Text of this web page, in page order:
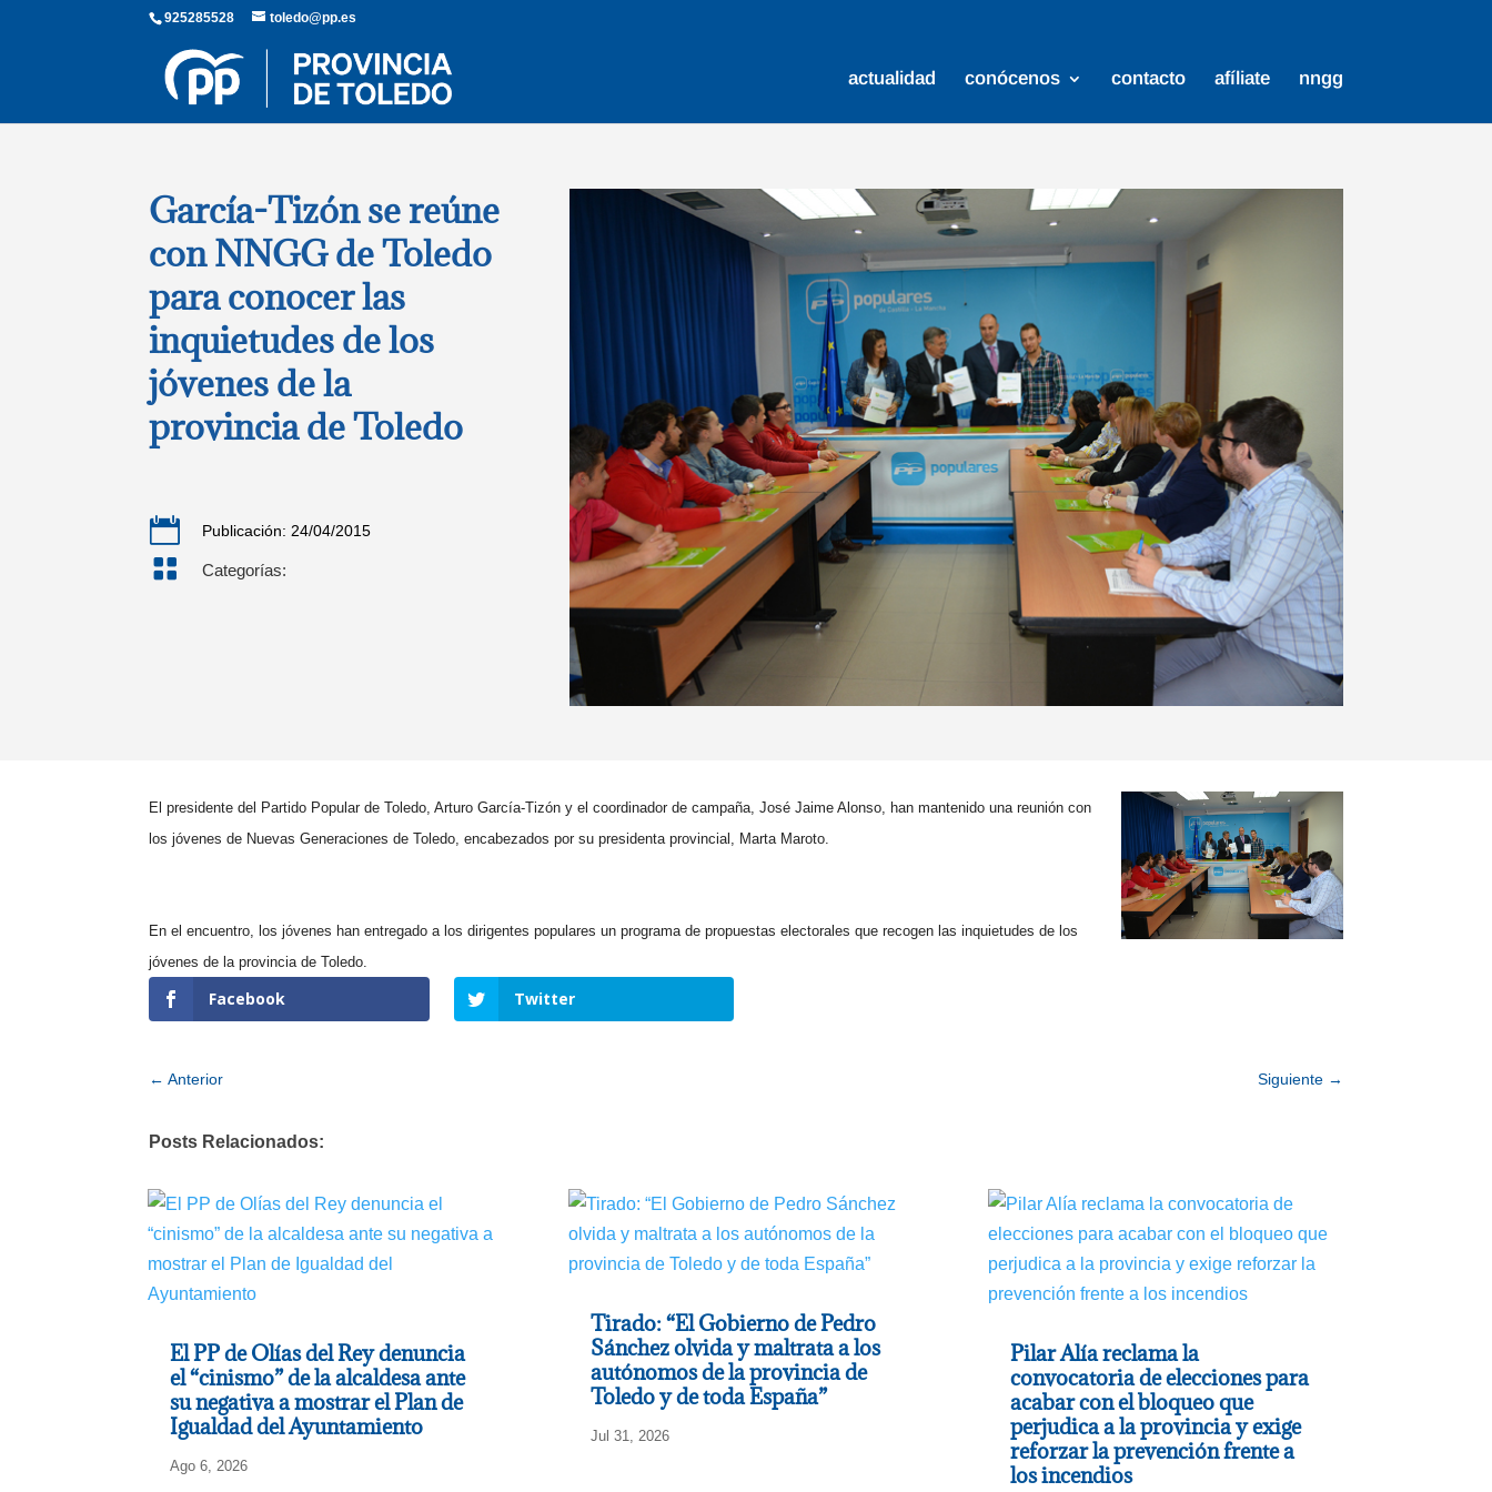
925285528 toledo@pp.es
actualidad conócenos contacto afíliate nngg
García-Tizón se reúne
con NNGG de Toledo
para conocer las
inquietudes de los
jóvenes de la
provincia de Toledo
 Publicación: 24/04/2015
 Categorías:
El presidente del Partido Popular de Toledo, Arturo García-Tizóny el coordinador de campaña, José Jaime Alonso, han mantenido una reunión con
los jóvenes de Nuevas Generaciones de Toledo, encabezados por su presidenta provincial, Marta Maroto.
En el encuentro, los jóvenes han entregado a los dirigentes populares un programa de propuestas electorales que recogen las inquietudes de los
jóvenes de la provincia de Toledo.
Facebook Twitter
←Anterior Siguiente→
Posts Relacionados:
El PP de Olías del Rey denuncia
el “cinismo” de la alcaldesa ante
su negativa a mostrar el Plan de
Igualdad del Ayuntamiento
Ago 6, 2026
Tirado: “El Gobierno de Pedro
Sánchez olvida y maltrata a los
autónomos de la provincia de
Toledo y de toda España”
Jul 31, 2026
Pilar Alía reclama la
convocatoria de elecciones para
acabar con el bloqueo que
perjudica a la provincia y exige
reforzar la prevención frente a
los incendios